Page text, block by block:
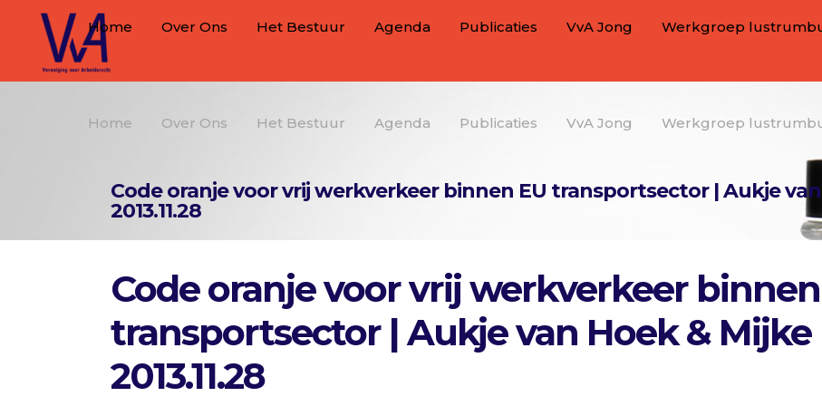
Home Over Ons Het Bestuur Agenda Publicaties VvA Jong Werkgroep
Home Over Ons Het Bestuur Agenda Publicaties VvA Jong Werkgroep
Code oranje voor vrij werkverkeer binnen EU transportsector | Aukje
2013.11.28
Code oranje voor vrij werkverkeer binnen
transportsector | Aukje van Hoek &
2013.11.28